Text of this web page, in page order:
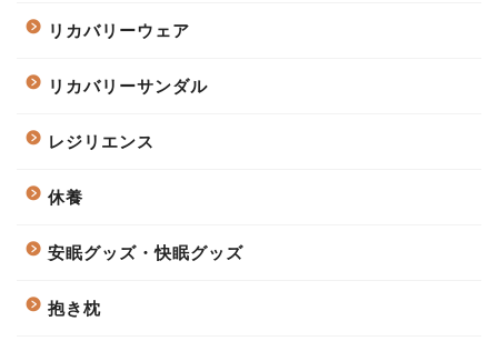
リカバリーウェア
リカバリーサンダル
レジリエンス
休養
安眠グッズ・快眠グッズ
抱き枕